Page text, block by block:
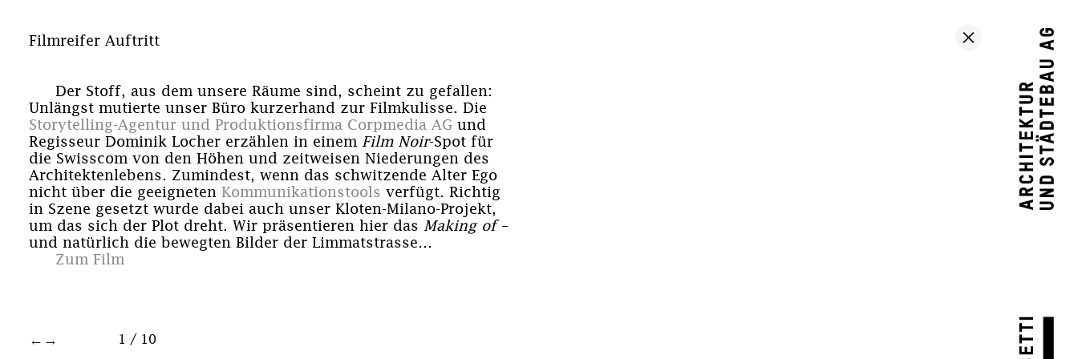
Filmreifer Auftritt
Der Stoff, aus dem unsere Räume sind, scheint zu gefallen:
Unlängst mutierte unser Büro kurzerhand zur Filmkulisse. Die
Storytelling-Agentur und Produktionsfirma Corpmedia AG und
Regisseur Dominik Locher erzählen in einem Film Noir-Spot für
die Swisscom von den Höhen und zeitweisen Niederungen des
Architektenlebens. Zumindest, wenn das schwitzende Alter Ego
nicht über die geeigneten Kommunikationstools verfügt. Richtig
in Szene gesetzt wurde dabei auch unser Kloten-Milano-Projekt,
um das sich der Plot dreht. Wir präsentieren hier das Making of–
und natürlich die bewegten Bilder der Limmatstrasse…
Zum Film
← → 1 / 10